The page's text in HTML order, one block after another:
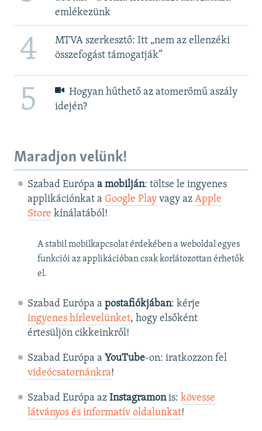
emlékezünk
4
MTVA szerkesztő: Itt „nem az ellenzéki
összefogást támogatják”
5
Hogyan hűthető az atomerőmű aszály
idején?
Maradjon velünk!
Szabad Európa a mobilján: töltse le ingyenes
applikációnkat a Google Playvagy az Apple
Store kínálatából!
A stabil mobilkapcsolat érdekében a weboldal egyes
funkciói az applikációban csak korlátozottan érhetők
el.
Szabad Európa a postafiókjában: kérje
ingyenes hírlevelünket, hogy elsőként
értesüljön cikkeinkről!
Szabad Európa a YouTube-on: iratkozzon fel
videócsatornánkra!
Szabad Európa az Instagramonis: kövesse
látványos és informatív oldalunkat! ​